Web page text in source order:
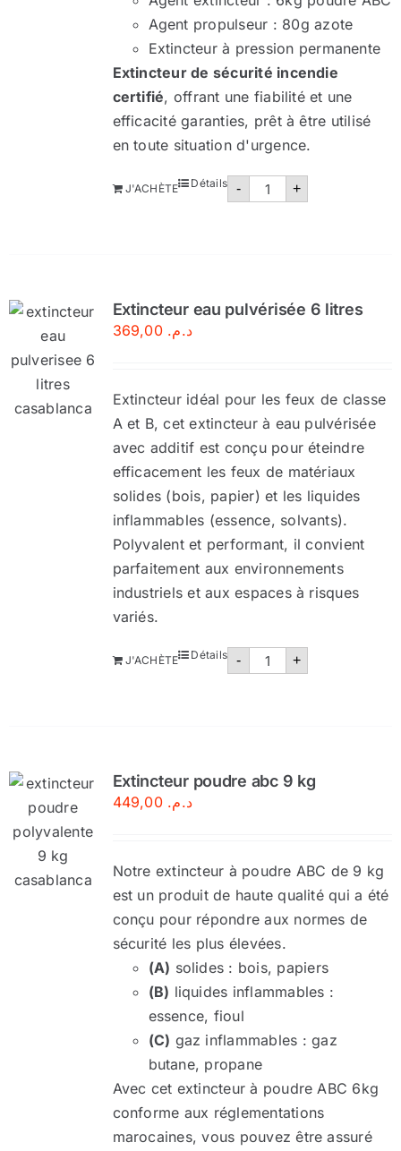
Agent propulseur : 80g azote
Extincteur à pression permanente
Extincteur de sécurité incendie
certifié, offrant une fiabilité et une
efficacité garanties, prêt à être utilisé
en toute situation d'urgence.
- quantité
+
J'ACHÈTE Détails
Extincteur eau pulvérisée 6 litres
د.م. 369,00
Extincteur idéal pour les feux de classe
A et B, cet extincteur à eau pulvérisée
avec additif est conçu pour éteindre
efficacement les feux de matériaux
solides (bois, papier) et les liquides
inflammables (essence, solvants).
Polyvalent et performant, il convient
parfaitement aux environnements
industriels et aux espaces à risques
variés.
- quantité
+
J'ACHÈTE Détails
Extincteur poudre abc 9 kg
د.م. 449,00
Notre extincteur à poudre ABC de 9 kg
est un produit de haute qualité qui a été
conçu pour répondre aux normes de
sécurité les plus élevées.
(A) solides : bois, papiers
(B) liquides inflammables :
essence, fioul
(C) gaz inflammables : gaz
butane, propane
Avec cet extincteur à poudre ABC 6kg
conforme aux réglementations
marocaines, vous pouvez être assuré